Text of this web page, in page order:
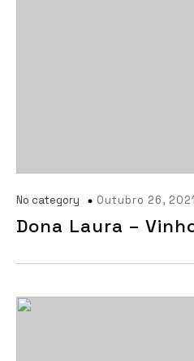
No category Outubro 26, 2021
Dona Laura –